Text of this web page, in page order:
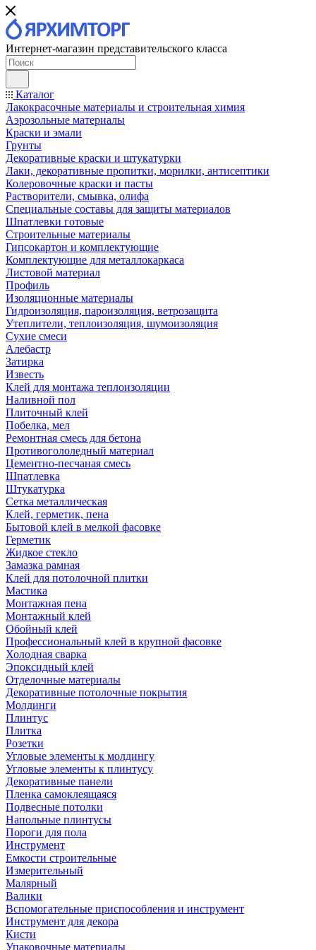
Интернет-магазин представительского класса
Каталог
Лакокрасочные материалы и строительная химия
Аэрозольные материалы
Краски и эмали
Грунты
Декоративные краски и штукатурки
Лаки, декоративные пропитки, морилки, антисептики
Колеровочные краски и пасты
Растворители, смывка, олифа
Специальные составы для защиты материалов
Шпатлевки готовые
Строительные материалы
Гипсокартон и комплектующие
Комплектующие для металлокаркаса
Листовой материал
Профиль
Изоляционные материалы
Гидроизоляция, пароизоляция, ветрозащита
Утеплители, теплоизоляция, шумоизоляция
Сухие смеси
Алебастр
Затирка
Известь
Клей для монтажа теплоизоляции
Наливной пол
Плиточный клей
Побелка, мел
Ремонтная смесь для бетона
Противогололедный материал
Цементно-песчаная смесь
Шпатлевка
Штукатурка
Сетка металлическая
Клей, герметик, пена
Бытовой клей в мелкой фасовке
Герметик
Жидкое стекло
Замазка рамная
Клей для потолочной плитки
Мастика
Монтажная пена
Монтажный клей
Обойный клей
Профессиональный клей в крупной фасовке
Холодная сварка
Эпоксидный клей
Отделочные материалы
Декоративные потолочные покрытия
Молдинги
Плинтус
Плитка
Розетки
Угловые элементы к молдингу
Угловые элементы к плинтусу
Декоративные панели
Пленка самоклеящаяся
Подвесные потолки
Напольные плинтусы
Пороги для пола
Инструмент
Емкости строительные
Измерительный
Малярный
Валики
Вспомогательные приспособления и инструмент
Инструмент для декора
Кисти
Упаковочные материалы